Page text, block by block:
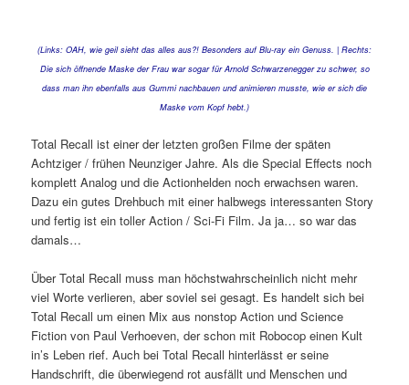
(Links: OAH, wie geil sieht das alles aus?! Besonders auf Blu-ray ein Genuss. | Rechts:
Die sich öffnende Maske der Frau war sogar für Arnold Schwarzenegger zu schwer, so
dass man ihn ebenfalls aus Gummi nachbauen und animieren musste, wie er sich die
Maske vom Kopf hebt.)
Total Recall ist einer der letzten großen Filme der späten
Achtziger / frühen Neunziger Jahre. Als die Special Effects noch
komplett Analog und die Actionhelden noch erwachsen waren.
Dazu ein gutes Drehbuch mit einer halbwegs interessanten Story
und fertig ist ein toller Action / Sci-Fi Film. Ja ja… so war das
damals…
Über Total Recall muss man höchstwahrscheinlich nicht mehr
viel Worte verlieren, aber soviel sei gesagt. Es handelt sich bei
Total Recall um einen Mix aus nonstop Action und Science
Fiction von Paul Verhoeven, der schon mit Robocop einen Kult
in’s Leben rief. Auch bei Total Recall hinterlässt er seine
Handschrift, die überwiegend rot ausfällt und Menschen und